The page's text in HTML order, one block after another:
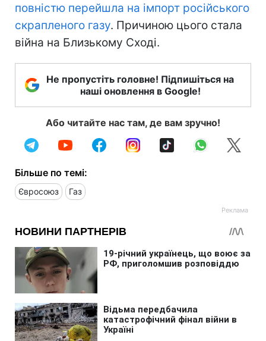
повністю перейшла на імпорт російського
скрапленого газу. Причиною цього стала
війна на Близькому Сході.
Не пропустіть головне! Підпишіться на
наші оновлення в Google!
Або читайте нас там, де вам зручно!
Більше по темі:
Євросоюз Газ